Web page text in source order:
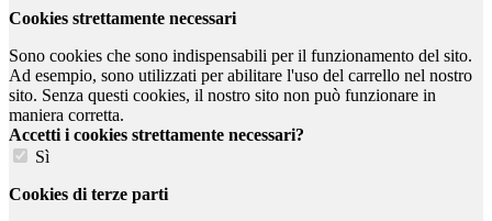
Cookies strettamente necessari
Sono cookies che sono indispensabili per il funzionamento del sito.
Ad esempio, sono utilizzati per abilitare l'uso del carrello nel nostro
sito. Senza questi cookies, il nostro sito non può funzionare in
maniera corretta.
Accetti i cookies strettamente necessari?
Sì
Cookies di terze parti